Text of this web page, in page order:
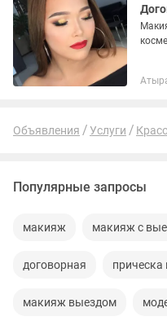
Объявления Услуги
Популярные запросы
макияж макияж с
договорная
макияж выездом